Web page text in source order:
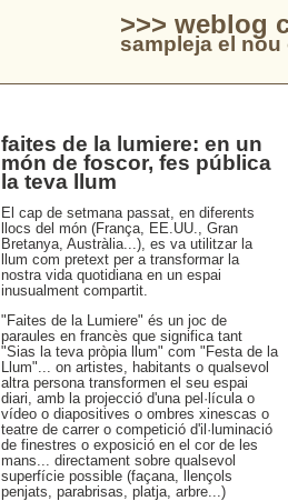
>>> weblog
sampleja el
faites de la lumiere: en un
món de foscor, fes pública
la teva llum
El cap de setmana passat, en diferents
llocs del món (França, EE.UU., Gran
Bretanya, Austràlia...), es va utilitzar la
llum com pretext per a transformar la
nostra vida quotidiana en un espai
inusualment compartit.
"Faites de la Lumiere" és un joc de
paraules en francès que significa tant
"Sias la teva pròpia llum" com "Festa de la
Llum"... on artistes, habitants o qualsevol
altra persona transformen el seu espai
diari, amb la projecció d'una pel·lícula o
vídeo o diapositives o ombres xinescas o
teatre de carrer o competició d'il·luminació
de finestres o exposició en el cor de les
mans... directament sobre qualsevol
superfície possible (façana, llençols
penjats, parabrisas, platja, arbre...)